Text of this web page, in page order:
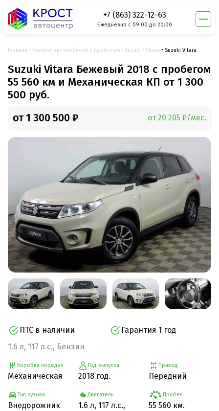
+7 (863) 322-12-63
Ежедневно с 09:00 до 20:00
Главная Каталог автомобилей с пробегом Suzuki Vitara Suzuki Vitara
Suzuki Vitara Бежевый 2018 с пробегом
55 560 км и Механическая КП от 1 300
500 руб.
от 1 300 500 ₽ от 20 205 ₽/мес.
ПТС в наличии
Гарантия 1 год
1.6 л, 117 л.с., Бензин
Коробка передач
Механическая
Тип кузова
Внедорожник
Год выпуска
2018 год.
Двигатель
1.6 л, 117 л.с.,
Привод
Передний
Пробег
55 560 км.